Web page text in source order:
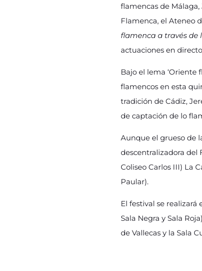
flamencas de Málaga,
Flamenca, el Ateneo
flamenca a través de
actuaciones en
Bajo el lema ‘Oriente
flamencos en esta
tradición de Cádiz,
de captación de lo
Aunque el grueso de
descentralizadora del
Coliseo Carlos III) La
Paular).
El festival se realizará
Sala Negra y Sala
de Vallecas y la Sala